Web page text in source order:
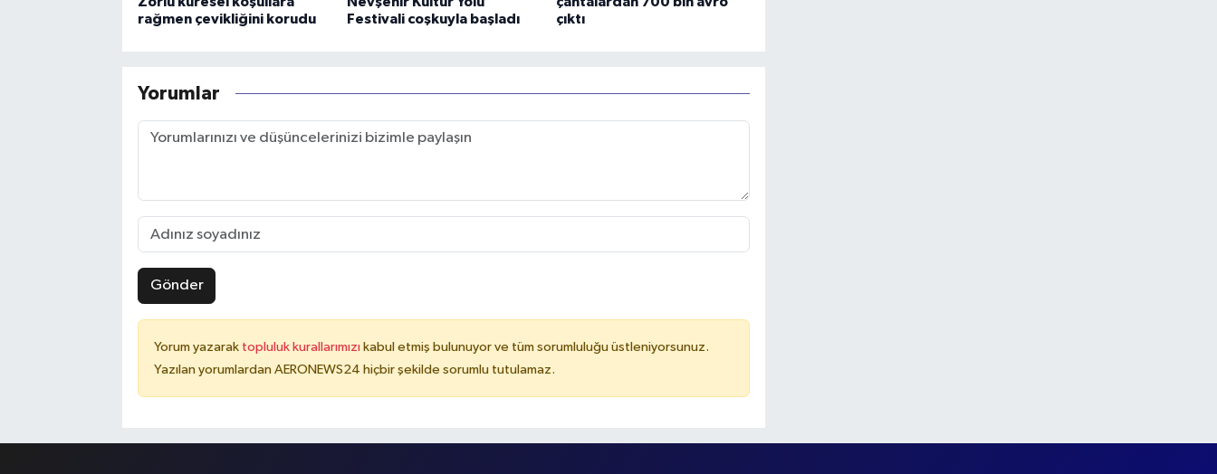
rağmen çevikliğini korudu
Festivali coşkuyla başladı
çıktı
Yorumlar
Gönder
Yorum yazarak topluluk kurallarımızı kabul etmiş bulunuyor ve tüm sorumluluğu üstleniyorsunuz.
Yazılan yorumlardan AERONEWS24 hiçbir şekilde sorumlu tutulamaz.